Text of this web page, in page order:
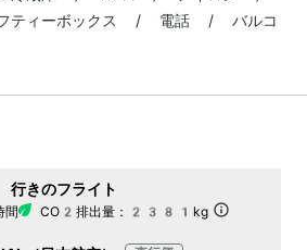
ティーボックス / 電話 / バルコ
行きのフライト
CO2排出量： 2381kg